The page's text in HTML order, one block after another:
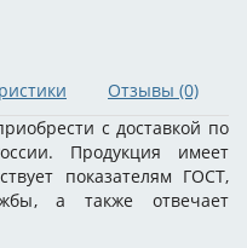
Отзывы (0)
с доставкой по
Продукция имеет
показателям ГОСТ,
а также отвечает